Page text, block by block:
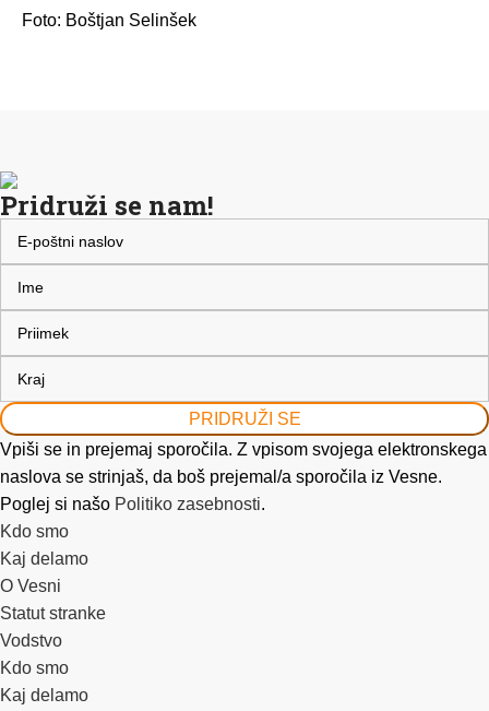
Foto: Boštjan Selinšek
Pridruži se nam!
PRIDRUŽI SE
Vpiši se in prejemaj sporočila. Z vpisom svojega elektronskega
naslova se strinjaš, da boš prejemal/a sporočila iz Vesne.
Poglej si našo Politiko zasebnosti.
Kdo smo
Kaj delamo
O Vesni
Statut stranke
Vodstvo
Kdo smo
Kaj delamo